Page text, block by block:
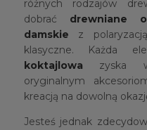
różnych rodzajów
dobrać drewniane
damskie z
klasyczne. Każda
koktajlowa zyska
oryginalnym
kreacją na dowolną
Jesteś jednak